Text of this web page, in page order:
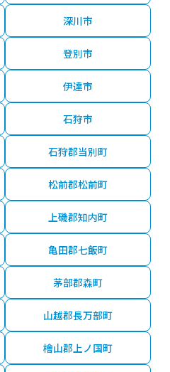
深川市
登別市
伊達市
石狩市
石狩郡当別町
松前郡松前町
上磯郡知内町
亀田郡七飯町
茅部郡森町
山越郡長万部町
檜山郡上ノ国町